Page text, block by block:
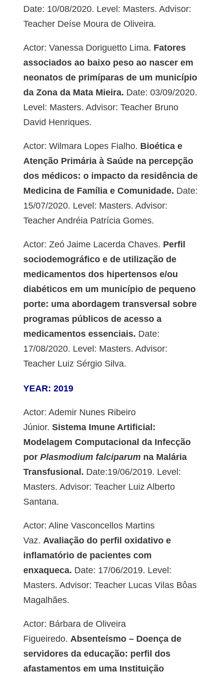
Date: 10/08/2020. Level: Masters. Advisor:
Teacher Deíse Moura de Oliveira.
Actor: Vanessa Doriguetto Lima. Fatores
associados ao baixo peso ao nascer em
neonatos de primíparas de um município
da Zona da Mata Mieira. Date: 03/09/2020.
Level: Masters. Advisor: Teacher Bruno
David Henriques.
Actor: Wilmara Lopes Fialho. Bioética e
Atenção Primária à Saúde na percepção
dos médicos: o impacto da residência de
Medicina de Família e Comunidade. Date:
15/07/2020. Level: Masters. Advisor:
Teacher Andréia Patrícia Gomes.
Actor: Zeó Jaime Lacerda Chaves. Perfil
sociodemográfico e de utilização de
medicamentos dos hipertensos e/ou
diabéticos em um município de pequeno
porte: uma abordagem transversal sobre
programas públicos de acesso a
medicamentos essenciais. Date:
17/08/2020. Level: Masters. Advisor:
Teacher Luiz Sérgio Silva.
YEAR: 2019
Actor: Ademir Nunes Ribeiro
Júnior. Sistema Imune Artificial:
Modelagem Computacional da Infecção
por Plasmodium falciparumna Malária
Transfusional. Date:19/06/2019. Level:
Masters. Advisor: Teacher Luiz Alberto
Santana.
Actor: Aline Vasconcellos Martins
Vaz. Avaliação do perfil oxidativo e
inflamatório de pacientes com
enxaqueca. Date: 17/06/2019. Level:
Masters. Advisor: Teacher Lucas Vilas Bôas
Magalhães.
Actor: Bárbara de Oliveira
Figueiredo. Absenteísmo – Doença de
servidores da educação: perfil dos
afastamentos em uma Instituição